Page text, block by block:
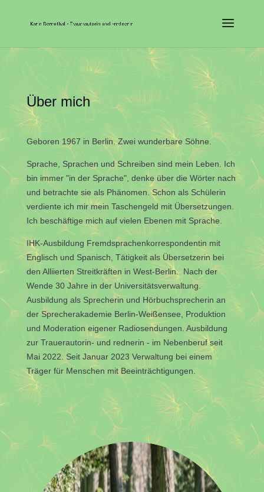
Über mich
Geboren 1967 in Berlin. Zwei wunderbare Söhne.
Sprache, Sprachen und Schreiben sind mein Leben. Ich
bin immer "in der Sprache", denke über die Wörter nach
und betrachte sie als Phänomen.Schon als Schülerin
verdiente ich mir mein Taschengeld mit Übersetzungen.
Ich beschäftige mich auf vielen Ebenen mit Sprache.
IHK-Ausbildung Fremdsprachenkorrespondentin mit
Englisch und Spanisch, Tätigkeit als Übersetzerin bei
den Alliierten Streitkräften in West-Berlin. Nach der
Wende 30 Jahre in der Universitätsverwaltung.
Ausbildung als Sprecherin und Hörbuchsprecherin an
der Sprecherakademie Berlin-Weißensee, Produktion
und Moderation eigener Radiosendungen. Ausbildung
zur Trauerautorin- und rednerin - im Nebenberuf seit
Mai 2022. Seit Januar 2023 Verwaltung bei einem
Träger für Menschen mit Beeinträchtigungen.